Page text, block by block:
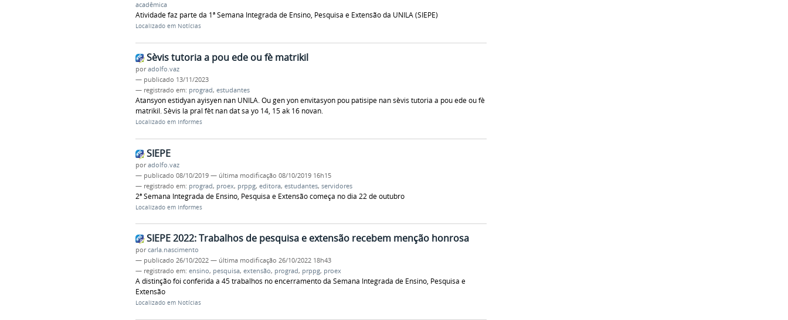
acadêmica
Atividade faz parte da 1ª Semana Integrada de Ensino, Pesquisa e Extensão da UNILA (SIEPE)
Localizado em Notícias
Sèvis tutoria a pou ede ou fè matrikil
poradolfo.vaz
— publicado 13/11/2023
— registrado em: prograd, estudantes
Atansyon estidyan ayisyen nan UNILA. Ou gen yon envitasyon pou patisipe nan sèvis tutoria a pou ede ou fè
matrikil. Sèvis la pral fèt nan dat sa yo 14, 15 ak 16 novan.
Localizado em Informes
SIEPE
poradolfo.vaz
— publicado 08/10/2019 — última modificação 08/10/2019 16h15
— registrado em: prograd, proex, prppg, editora, estudantes, servidores
2ª Semana Integrada de Ensino, Pesquisa e Extensão começa no dia 22 de outubro
Localizado em Informes
SIEPE 2022: Trabalhos de pesquisa e extensão recebem menção honrosa
porcarla.nascimento
— publicado 26/10/2022 — última modificação 26/10/2022 18h43
— registrado em: ensino, pesquisa, extensão, prograd, prppg, proex
A distinção foi conferida a 45 trabalhos no encerramento da Semana Integrada de Ensino, Pesquisa e
Extensão
Localizado em Notícias